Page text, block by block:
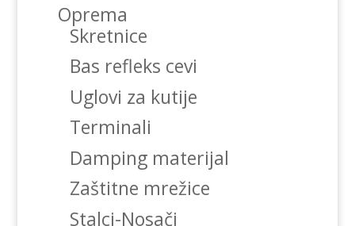
Oprema
Skretnice
Bas refleks cevi
Uglovi za kutije
Terminali
Damping materijal
Zaštitne mrežice
Stalci-Nosači